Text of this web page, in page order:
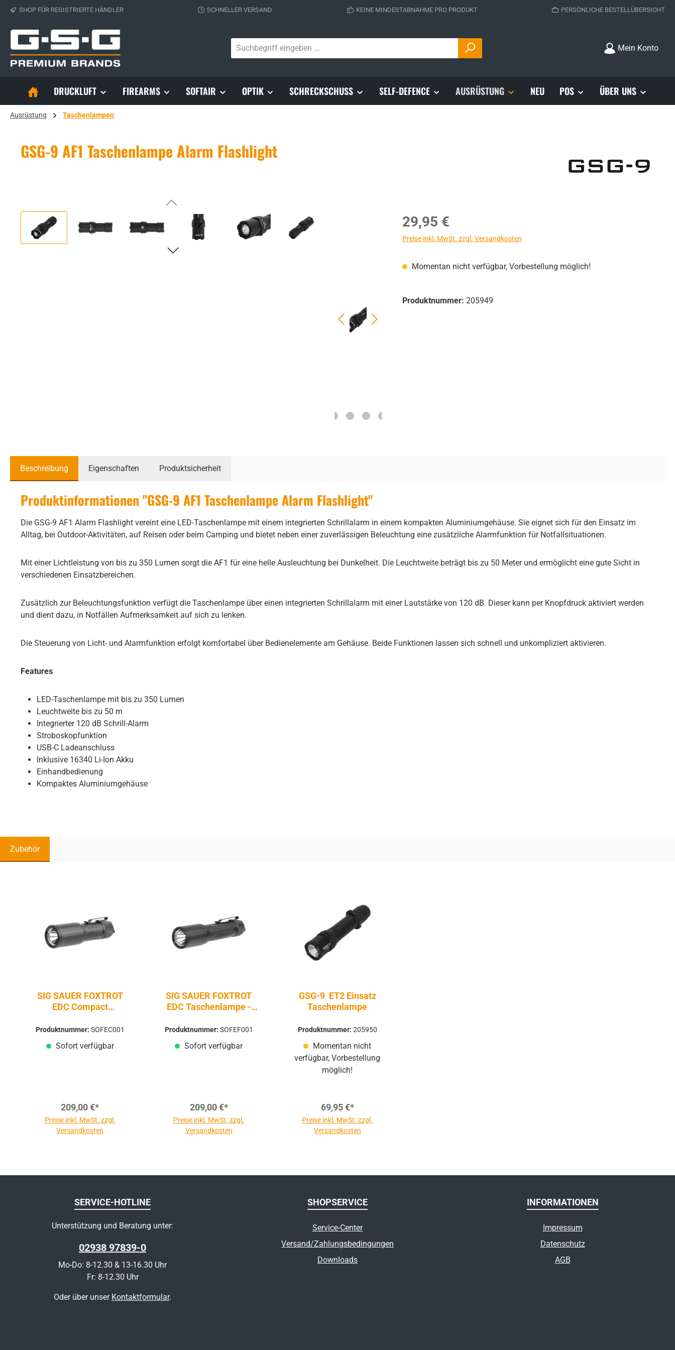
Hauptinhalt springen
Zur Suche springen
Zur Hauptnavigation springen
SHOP FÜR REGISTRIERTE HÄNDLER SCHNELLER VERSAND KEINE MINDESTABNAHME PRO PRODUKT PERSÖNLICHE BESTELLÜBERSICHT
Mein Konto
DRUCKLUFT FIREARMS SOFTAIR OPTIK SCHRECKSCHUSS SELF-DEFENCE AUSRÜSTUNG NEU POS ÜBER UNS
Ausrüstung Taschenlampen
GSG-9 AF1 Taschenlampe Alarm Flashlight
Bildergalerie überspringen Regulärer Preis:
29,95 €
Preise inkl. MwSt. zzgl. Versandkosten
Momentan nicht verfügbar, Vorbestellung möglich!
Produktnummer: 205949
Beschreibung Eigenschaften Produktsicherheit
Produktinformationen "GSG-9 AF1 Taschenlampe Alarm Flashlight"
Die GSG-9 AF1 Alarm Flashlight vereint eine LED-Taschenlampe mit einem integrierten Schrillalarm in einem kompakten Aluminiumgehäuse. Sie eignet sich für den Einsatz im
Alltag, bei Outdoor-Aktivitäten, auf Reisen oder beim Camping und bietet neben einer zuverlässigen Beleuchtung eine zusätzliche Alarmfunktion für Notfallsituationen.
Mit einer Lichtleistung von bis zu 350 Lumen sorgt die AF1 für eine helle Ausleuchtung bei Dunkelheit. Die Leuchtweite beträgt bis zu 50 Meter und ermöglicht eine gute Sicht in
verschiedenen Einsatzbereichen.
Zusätzlich zur Beleuchtungsfunktion verfügt die Taschenlampe über einen integrierten Schrillalarm mit einer Lautstärke von 120 dB. Dieser kann per Knopfdruck aktiviert werden
und dient dazu, in Notfällen Aufmerksamkeit auf sich zu lenken.
Die Steuerung von Licht- und Alarmfunktion erfolgt komfortabel über Bedienelemente am Gehäuse. Beide Funktionen lassen sich schnell und unkompliziert aktivieren.
Features
LED-Taschenlampe mit bis zu 350 Lumen
Leuchtweite bis zu 50 m
Integrierter 120 dB Schrill-Alarm
Stroboskopfunktion
USB-C Ladeanschluss
Inklusive 16340 Li-Ion Akku
Einhandbedienung
Kompaktes Aluminiumgehäuse
Zubehör
SIG SAUER FOXTROT
EDC Compact
Lumen
Produktnummer: SOFEC001
Sofort verfügbar
209,00 €*
Preise inkl. MwSt. zzgl.
Versandkosten
SIG SAUER FOXTROT
EDC Taschenlampe -
Produktnummer: SOFEF001
Sofort verfügbar
209,00 €*
Preise inkl. MwSt. zzgl.
Versandkosten
GSG-9 ET2 Einsatz
Taschenlampe
Produktnummer: 205950
Momentan nicht
verfügbar, Vorbestellung
möglich!
69,95 €*
Preise inkl. MwSt. zzgl.
Versandkosten
SERVICE-HOTLINE
Unterstützung und Beratung unter:
02938 97839-0
Mo-Do: 8-12.30 & 13-16.30 Uhr
Fr: 8-12.30 Uhr
Oder über unser Kontaktformular.
SHOPSERVICE
Service-Center
Versand/Zahlungsbedingungen
Downloads
INFORMATIONEN
Impressum
Datenschutz
AGB